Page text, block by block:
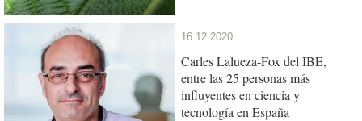
16.12.2020
Carles Lalueza-Fox del IBE,
entre las 25 personas más
influyentes en ciencia y
tecnología en España